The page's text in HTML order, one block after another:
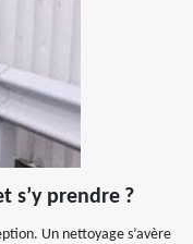
s’y prendre ?
Un nettoyage s’avère